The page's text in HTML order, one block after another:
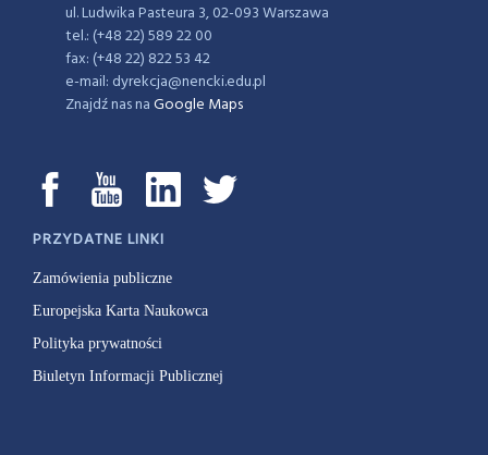
ul. Ludwika Pasteura 3, 02-093 Warszawa
tel.: (+48 22) 589 22 00
fax: (+48 22) 822 53 42
e-mail: dyrekcja@nencki.edu.pl
Znajdź nas naGoogle Maps
PRZYDATNE LINKI
Zamówienia publiczne
Europejska Karta Naukowca
Polityka prywatności
Biuletyn Informacji Publicznej